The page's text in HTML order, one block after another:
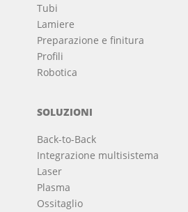
Tubi
Lamiere
Preparazione e finitura
Profili
Robotica
SOLUZIONI
Back-to-Back
Integrazione multisistema
Laser
Plasma
Ossitaglio